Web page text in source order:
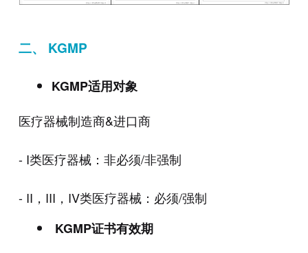
二、 KGMP
KGMP适用对象
医疗器械制造商&进口商
- I类医疗器械：非必须/非强制
- II，III，IV类医疗器械：必须/强制
KGMP证书有效期